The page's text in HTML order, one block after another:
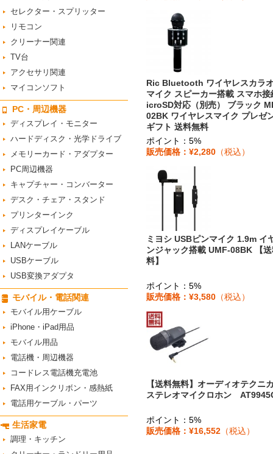
Ric Bluetooth ワイヤレスカラ
マイク スピーカー搭載 スマホ接
icroSD対応（別売） ブラック
02BK ワイヤレスマイク プレゼ
ギフト 送料無料
ポイント：5%
販売価格：¥2,280 （税込）
ミヨシ USBピンマイク 1.9m イ
ンジャック搭載 UMF-08BK 【
料】
ポイント：5%
販売価格：¥3,580 （税込）
【送料無料】オーディオテク
ステレオマイクロホン
ポイント：5%
販売価格：¥16,552 （税込）
セレクター・スプリッター
リモコン
クリーナー関連
TV台
アクセサリ関連
マイコンソフト
PC・周辺機器
ディスプレイ・モニター
ハードディスク・光学ドライブ
メモリーカード・アダプター
PC周辺機器
キャプチャー・コンバーター
デスク・チェア・スタンド
プリンターインク
ディスプレイケーブル
LANケーブル
USBケーブル
USB変換アダプタ
モバイル・電話関連
モバイル用ケーブル
iPhone・iPad用品
モバイル用品
電話機・周辺機器
コードレス電話機充電池
FAX用インクリボン・感熱紙
電話用ケーブル・パーツ
生活家電
調理・キッチン